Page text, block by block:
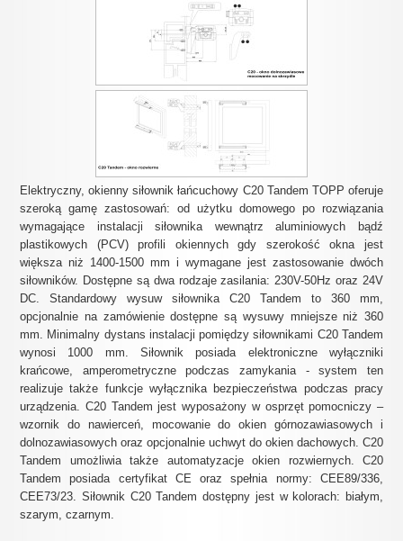
Elektryczny, okienny siłownik łańcuchowy C20 Tandem TOPP oferuje
szeroką gamę zastosowań: od użytku domowego po rozwiązania
wymagające instalacji siłownika wewnątrz aluminiowych bądź
plastikowych (PCV) profili okiennych gdy szerokość okna jest
większa niż 1400-1500 mm i wymagane jest zastosowanie dwóch
siłowników. Dostępne są dwa rodzaje zasilania: 230V-50Hz oraz 24V
DC. Standardowy wysuw siłownika C20 Tandem to 360 mm,
opcjonalnie na zamówienie dostępne są wysuwy mniejsze niż 360
mm. Minimalny dystans instalacji pomiędzy siłownikami C20 Tandem
wynosi 1000 mm. Siłownik posiada elektroniczne wyłączniki
krańcowe, amperometryczne podczas zamykania - system ten
realizuje także funkcje wyłącznika bezpieczeństwa podczas pracy
urządzenia. C20 Tandem jest wyposażony w osprzęt pomocniczy –
wzornik do nawierceń, mocowanie do okien górnozawiasowych i
dolnozawiasowych oraz opcjonalnie uchwyt do okien dachowych. C20
Tandem umożliwia także automatyzacje okien rozwiernych. C20
Tandem posiada certyfikat CE oraz spełnia normy: CEE89/336,
CEE73/23. Siłownik C20 Tandem dostępny jest w kolorach: białym,
szarym, czarnym.